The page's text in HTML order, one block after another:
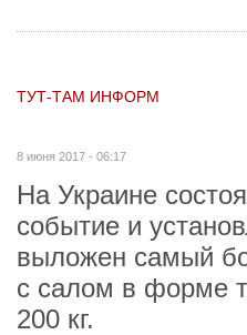
ТУТ-ТАМ ИНФОРМ
8 июня 2017 - 06:17
На Украине
событие и
выложен самый
с салом в форме
200 кг.